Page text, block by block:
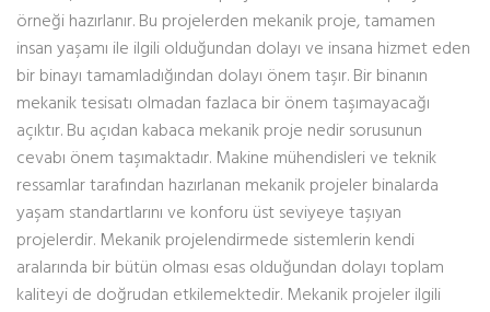
örneği hazırlanır. Bu projelerden mekanik proje, tamamen
insan yaşamı ile ilgili olduğundan dolayı ve insana hizmet eden
bir binayı tamamladığından dolayı önem taşır. Bir binanın
mekanik tesisatı olmadan fazlaca bir önem taşımayacağı
açıktır. Bu açıdan kabaca mekanik proje nedir sorusunun
cevabı önem taşımaktadır. Makine mühendisleri ve teknik
ressamlar tarafından hazırlanan mekanik projeler binalarda
yaşam standartlarını ve konforu üst seviyeye taşıyan
projelerdir. Mekanik projelendirmede sistemlerin kendi
aralarında bir bütün olması esas olduğundan dolayı toplam
kaliteyi de doğrudan etkilemektedir. Mekanik projeler ilgili